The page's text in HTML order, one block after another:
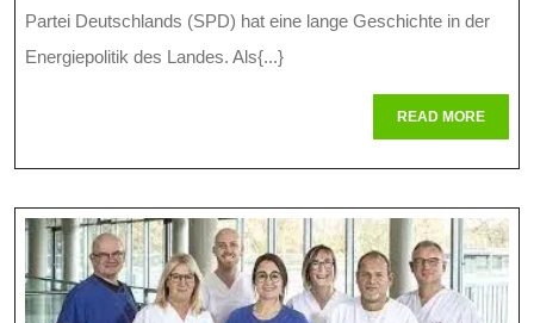
Agenda
Der
Nachhaltigkeit
Soziale
Gerechtigkeit
Partei Deutschlands (SPD) hat eine lange Geschichte in der
Energiepolitik des Landes. Als{...}
READ MOREREAD
MORE